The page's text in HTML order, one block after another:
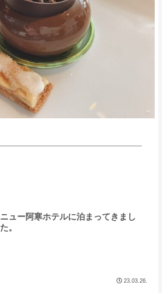
ニュー阿寒ホテルに泊まってきまし
た。
23.03.26.